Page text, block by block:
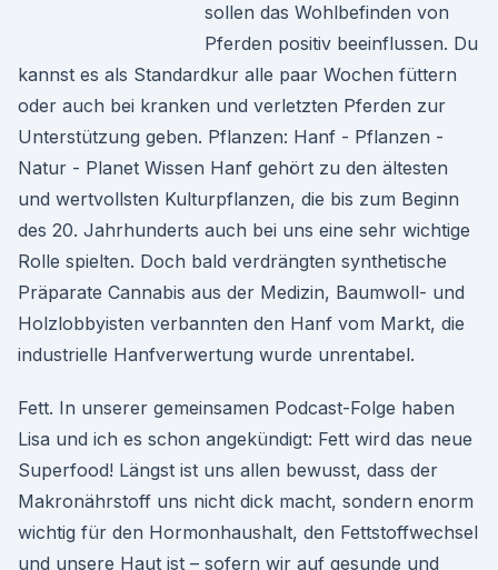
sollen das Wohlbefinden von
Pferden positiv beeinflussen. Du
kannst es als Standardkur alle paar Wochen füttern
oder auch bei kranken und verletzten Pferden zur
Unterstützung geben. Pflanzen: Hanf - Pflanzen -
Natur - Planet Wissen Hanf gehört zu den ältesten
und wertvollsten Kulturpflanzen, die bis zum Beginn
des 20. Jahrhunderts auch bei uns eine sehr wichtige
Rolle spielten. Doch bald verdrängten synthetische
Präparate Cannabis aus der Medizin, Baumwoll- und
Holzlobbyisten verbannten den Hanf vom Markt, die
industrielle Hanfverwertung wurde unrentabel.
Fett. In unserer gemeinsamen Podcast-Folge haben
Lisa und ich es schon angekündigt: Fett wird das neue
Superfood! Längst ist uns allen bewusst, dass der
Makronährstoff uns nicht dick macht, sondern enorm
wichtig für den Hormonhaushalt, den Fettstoffwechsel
und unsere Haut ist – sofern wir auf gesunde und